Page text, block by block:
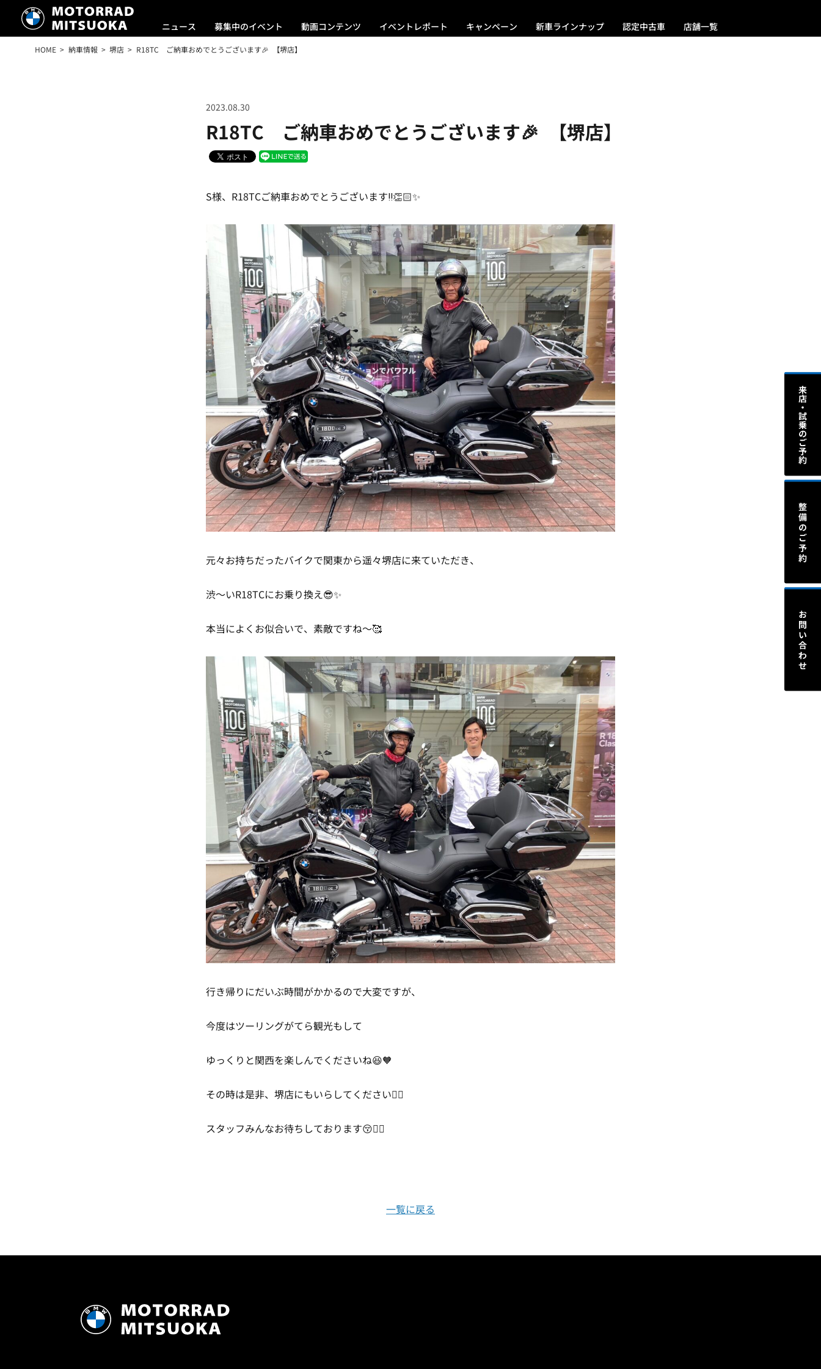
ニュース 募集中のイベント 動画コンテンツ イベントレポート キャンペーン 新車ラインナップ 認定中古車 店舗一覧
HOME 納車情報 堺店 R18TC ご納車おめでとうございます🎉 【堺店】
R18TC ご納車おめでとうございます🎉 【堺店】
2023.08.30
S様、R18TCご納車おめでとうございます‼👏🏻✨
元々お持ちだったバイクで関東から遥々堺店に来ていただき、
渋～いR18TCにお乗り換え😎✨
本当によくお似合いで、素敵ですね～🥰
行き帰りにだいぶ時間がかかるので大変ですが、
今度はツーリングがてら観光もして
ゆっくりと関西を楽しんでくださいね😆🧡
その時は是非、堺店にもいらしてください👍🏻
スタッフみんなお待ちしております😚✌🏻
一覧に戻る